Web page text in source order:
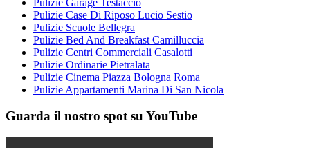
Pulizie Case Di Riposo Lucio Sestio
Pulizie Scuole Bellegra
Pulizie Bed And Breakfast Camilluccia
Pulizie Centri Commerciali Casalotti
Pulizie Ordinarie Pietralata
Pulizie Cinema Piazza Bologna Roma
Pulizie Appartamenti Marina Di San Nicola
Guarda il nostro spot su YouTube